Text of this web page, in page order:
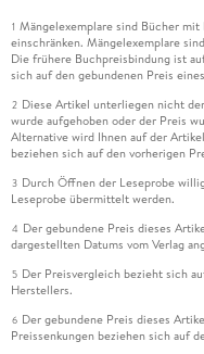
1 Mängelexemplare sind Bücher
einschränken. Mängelexemplare
Die frühere Buchpreisbindung ist
sich auf den gebundenen Preis
2 Diese Artikel unterliegen nicht
wurde aufgehoben oder der Preis
Alternative wird Ihnen auf der
beziehen sich auf den vorherigen
3 Durch Öffnen der Leseprobe
Leseprobe übermittelt werden.
4 Der gebundene Preis dieses
dargestellten Datums vom Verlag
5 Der Preisvergleich bezieht sich
Herstellers.
6 Der gebundene Preis dieses
Preissenkungen beziehen sich auf